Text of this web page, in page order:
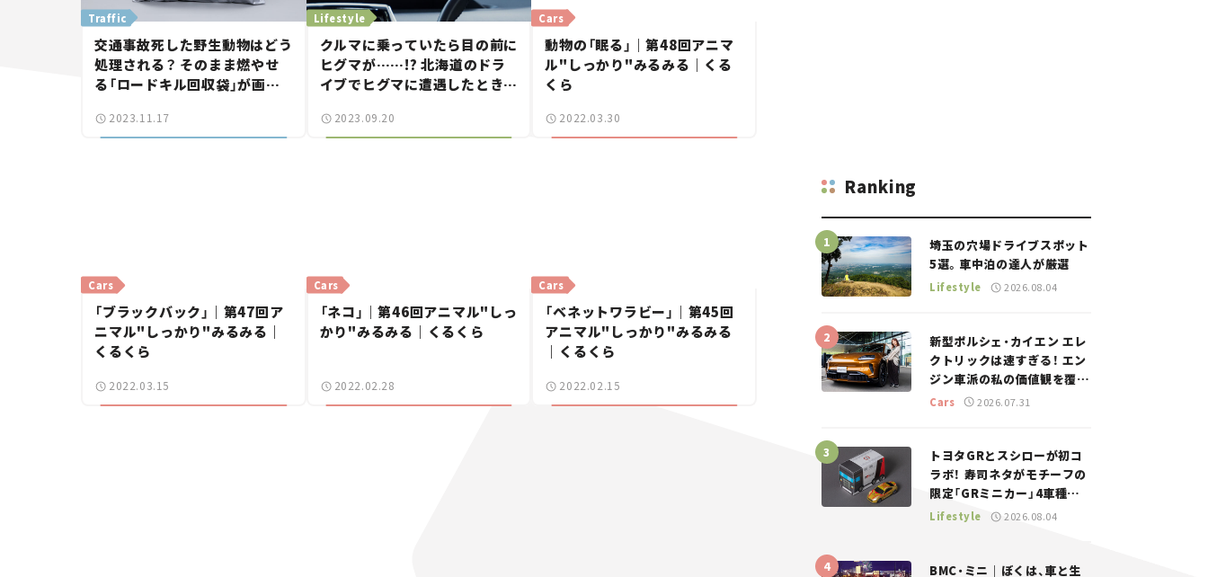
Traffic
交通事故死した野生動物はどう
処理される？ そのまま燃やせ
る「ロードキル回収袋」が画期
2023.11.17
Lifestyle
クルマに乗っていたら目の前に
ヒグマが……!? 北海道のドラ
イブでヒグマに遭遇したときの
2023.09.20
Cars
動物の「眠る」｜第48回アニマ
ル"しっかり"みるみる｜くる
くら
2022.03.30
Cars
「ブラックバック」｜第47回ア
ニマル"しっかり"みるみる｜
くるくら
2022.03.15
Cars
「ネコ」｜第46回アニマル"しっ
かり"みるみる｜くるくら
2022.02.28
Cars
「ベネットワラビー」｜第45回
アニマル"しっかり"みるみる
｜くるくら
2022.02.15
Ranking
埼玉の穴場ドライブスポット
5選。車中泊の達人が厳選
Lifestyle 2026.08.04
新型ポルシェ・カイエン エレ
クトリックは速すぎる！ エン
ジン車派の私の価値観を覆し
た、新しいポルシェの走り。
Cars 2026.07.31
トヨタGRとスシローが初コ
ラボ！ 寿司ネタがモチーフの
限定「GRミニカー」4車種が
登場。入手方法は？【クルマ
Lifestyle 2026.08.04
BMC・ミニ｜ぼくは、車と生